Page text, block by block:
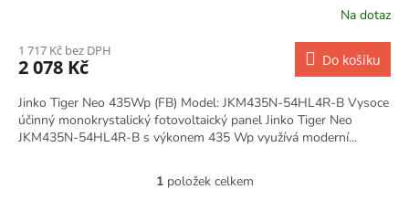
Na dotaz
1 717 Kč bez DPH
2 078 Kč Do košíku
Jinko Tiger Neo 435Wp (FB) Model: JKM435N-54HL4R-B Vysoce
účinný monokrystalický fotovoltaický panel Jinko Tiger Neo
JKM435N-54HL4R-B s výkonem 435 Wp využívá moderní...
Ovládací prvky výpisu
1položek celkem